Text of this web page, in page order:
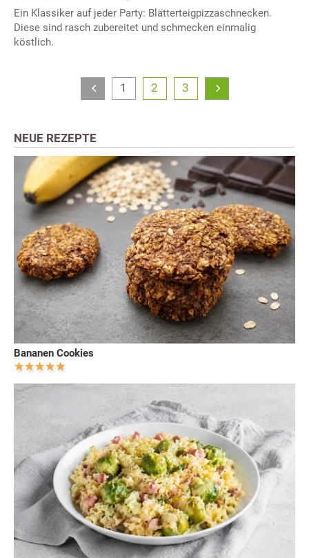
Ein Klassiker auf jeder Party: Blätterteigpizzaschnecken.
Diese sind rasch zubereitet und schmecken einmalig
köstlich.
1 2 3
NEUE REZEPTE
Bananen Cookies